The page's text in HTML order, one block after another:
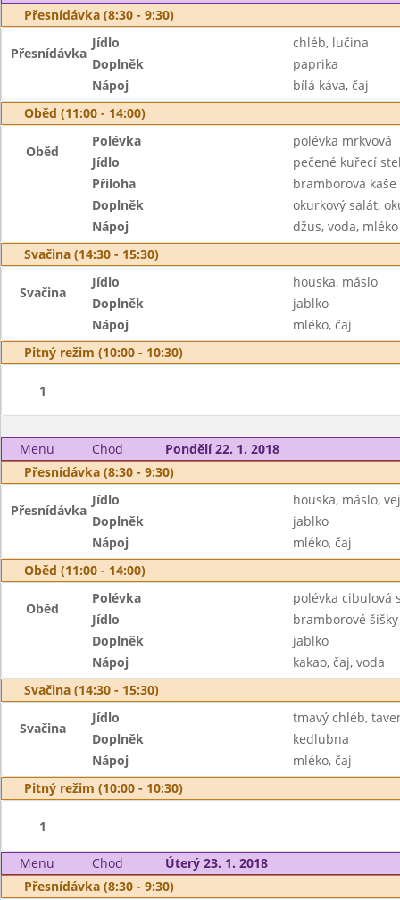
Přesnídávka (8:30 - 9:30)
Přesnídávka
Jídlo
chléb, lučina
Doplněk
paprika
Nápoj
bílá káva, čaj
Oběd (11:00 - 14:00)
Oběd
Polévka
polévka mrkvová
Jídlo
pečené kuřecí
Příloha
bramborová kaše
Doplněk
okurkový salát,
Nápoj
džus, voda, mléko
Svačina (14:30 - 15:30)
Svačina
Jídlo
houska, máslo
Doplněk
jablko
Nápoj
mléko, čaj
Pitný režim (10:00 - 10:30)
1
Menu Chod
Pondělí 22. 1. 2018
Přesnídávka (8:30 - 9:30)
Přesnídávka
Jídlo
houska, máslo,
Doplněk
jablko
Nápoj
mléko, čaj
Oběd (11:00 - 14:00)
Oběd
Polévka
polévka cibulová
Jídlo
bramborové
Doplněk
jablko
Nápoj
kakao, čaj, voda
Svačina (14:30 - 15:30)
Svačina
Jídlo
tmavý chléb,
Doplněk
kedlubna
Nápoj
mléko, čaj
Pitný režim (10:00 - 10:30)
1
Menu Chod
Úterý 23. 1. 2018
Přesnídávka (8:30 - 9:30)